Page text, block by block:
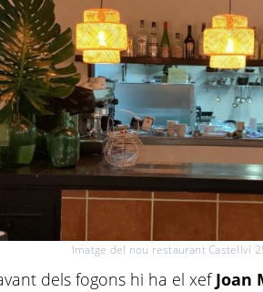
Imatge del nou restaurant Castellví
dels fogons hi ha el xefJoan